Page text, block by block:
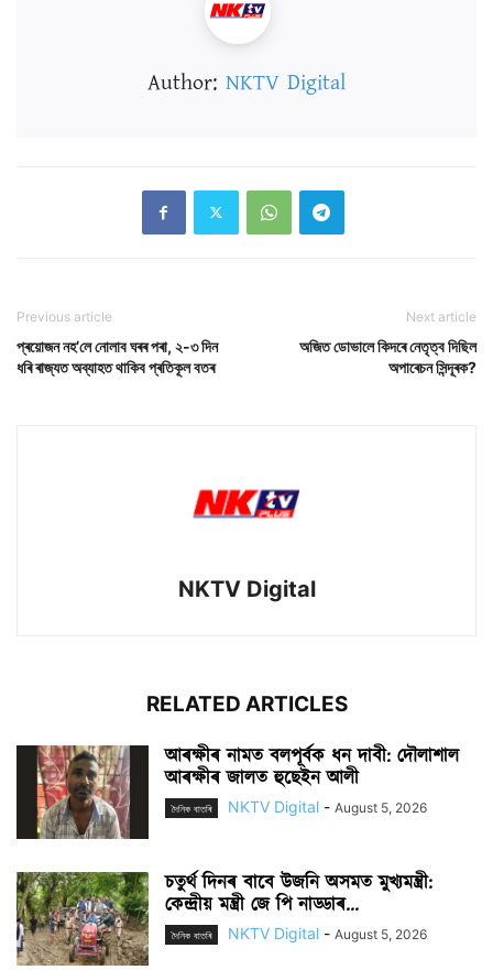
Author: NKTV Digital
Previous article
প্ৰয়োজন নহ’লে নোলাব ঘৰৰ পৰা, ২-৩ দিন
ধৰি ৰাজ্যত অব্যাহত থাকিব প্ৰতিকূল বতৰ
Next article
অজিত ডোভালে কিদৰে নেতৃত্ব দিছিল
অপাৰেচন সিন্দূৰক?
NKTV Digital
RELATED ARTICLES
আৰক্ষীৰ নামত বলপূৰ্বক ধন দাবী: দৌলাশাল
আৰক্ষীৰ জালত হুছেইন আলী
দৈনিক বাতৰি NKTV Digital - August 5, 2026
চতুৰ্থ দিনৰ বাবে উজনি অসমত মুখ্যমন্ত্ৰী:
কেন্দ্ৰীয় মন্ত্ৰী জে পি নাড্ডাৰ...
দৈনিক বাতৰি NKTV Digital - August 5, 2026